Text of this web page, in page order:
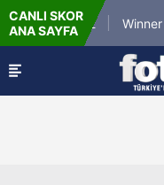
CANLI SKOR
ANA SAYFA
Match 12 Winner